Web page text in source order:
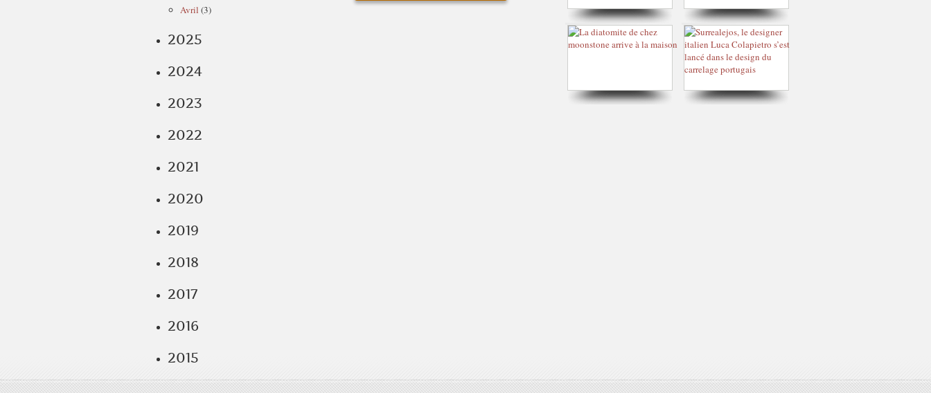
Avril (3)
2025
2024
2023
2022
2021
2020
2019
2018
2017
2016
2015